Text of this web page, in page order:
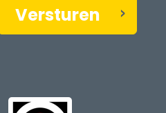
Versturen